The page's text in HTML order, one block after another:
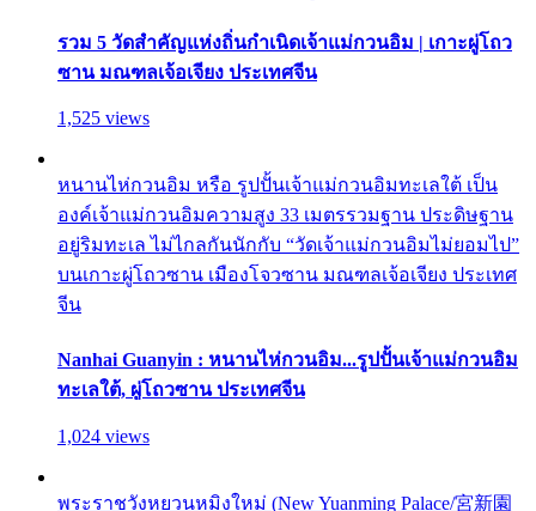
รวม 5 วัดสำคัญแห่งถิ่นกำเนิดเจ้าแม่กวนอิม | เกาะผู่โถว
ซาน มณฑลเจ้อเจียง ประเทศจีน
1,525 views
หนานไห่กวนอิม หรือ รูปปั้นเจ้าแม่กวนอิมทะเลใต้ เป็น
องค์เจ้าแม่กวนอิมความสูง 33 เมตรรวมฐาน ประดิษฐาน
อยู่ริมทะเล ไม่ไกลกันนักกับ “วัดเจ้าแม่กวนอิมไม่ยอมไป”
บนเกาะผู่โถวซาน เมืองโจวซาน มณฑลเจ้อเจียง ประเทศ
จีน
Nanhai Guanyin : หนานไห่กวนอิม...รูปปั้นเจ้าแม่กวนอิม
ทะเลใต้, ผู่โถวซาน ประเทศจีน
1,024 views
พระราชวังหยวนหมิงใหม่ (New Yuanming Palace/宮新園